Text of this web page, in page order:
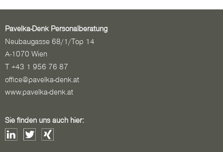
Pavelka-Denk Personalberatung
Neubaugasse 68/1/Top 14
A-1070 Wien
T +43 1 956 76 87
office@pavelka-denk.at
www.pavelka-denk.at
Sie finden uns auch hier: